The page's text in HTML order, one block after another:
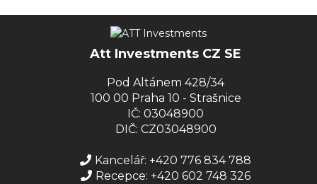
Att Investments CZ SE
Pod Altánem 428/34
100 00 Praha 10 - Strašnice
IČ: 03048900
DIČ: CZ03048900
Kancelář: +420 776 834 788
Recepce: +420 602 748 326